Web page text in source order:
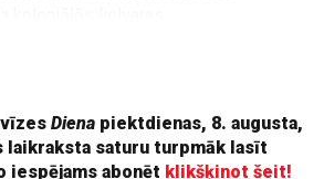
Diena piektdienas, 8. augusta,
laikraksta saturu turpmāk lasīt
iespējams abonēt klikšķinot šeit!